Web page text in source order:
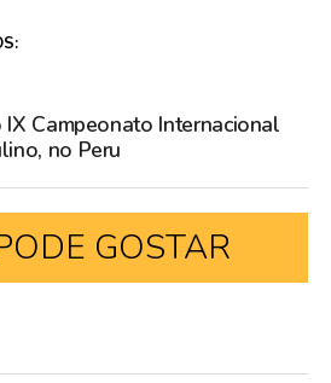
Campeonato Internacional
no Peru
GOSTAR